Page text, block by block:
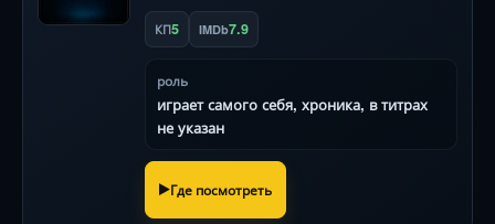
КП5 IMDb7.9
роль
играет самого себя, хроника, в титрах
не указан
Где посмотреть